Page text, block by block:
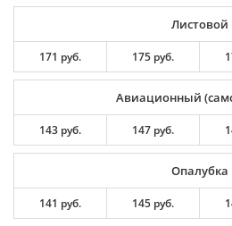
Листовой
171 руб. 175 руб.
Авиационный
143 руб. 147 руб.
Опалубка
141 руб. 145 руб.